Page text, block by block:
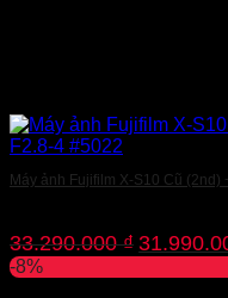
Máy ảnh Fujifilm X-S10 Cũ
33.290.000₫ Giá
gốc
là:
-8%